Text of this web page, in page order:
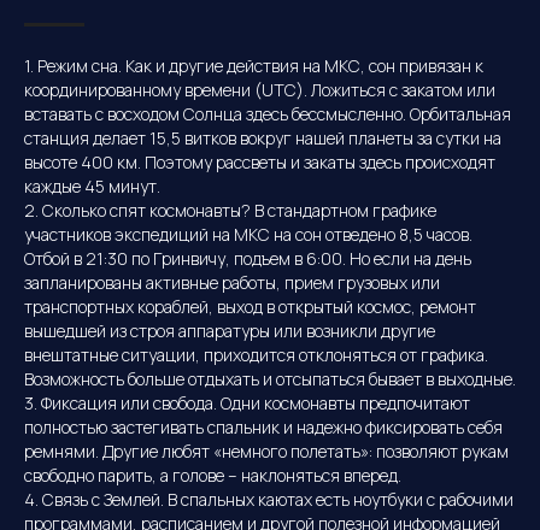
1. Режим сна. Как и другие действия на МКС, сон привязан к
координированному времени (UTC). Ложиться с закатом или
вставать с восходом Солнца здесь бессмысленно. Орбитальная
станция делает 15,5 витков вокруг нашей планеты за сутки на
высоте 400 км. Поэтому рассветы и закаты здесь происходят
каждые 45 минут.
2. Сколько спят космонавты? В стандартном графике
участников экспедиций на МКС на сон отведено 8,5 часов.
Отбой в 21:30 по Гринвичу, подъем в 6:00. Но если на день
запланированы активные работы, прием грузовых или
транспортных кораблей, выход в открытый космос, ремонт
вышедшей из строя аппаратуры или возникли другие
внештатные ситуации, приходится отклоняться от графика.
Возможность больше отдыхать и отсыпаться бывает в выходные.
3. Фиксация или свобода. Одни космонавты предпочитают
полностью застегивать спальник и надежно фиксировать себя
ремнями. Другие любят «немного полетать»: позволяют рукам
свободно парить, а голове – наклоняться вперед.
4. Связь с Землей. В спальных каютах есть ноутбуки с рабочими
программами, расписанием и другой полезной информацией